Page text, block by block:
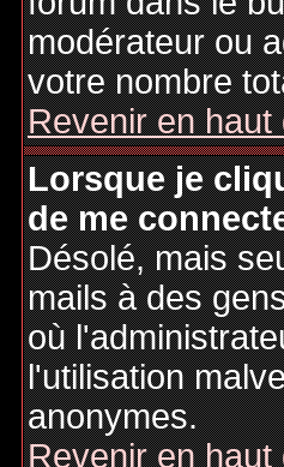
modérateur ou
votre nombre
Revenir en haut
Lorsque je
de me
Désolé, mais
mails à des
où
l'utilisation
anonymes.
Revenir en haut